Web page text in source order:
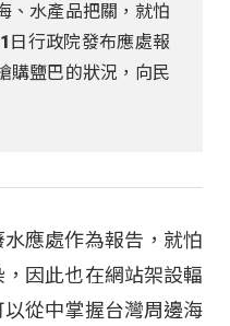
、水產品把關，就怕
日行政院發布應處報
購鹽巴的狀況，向民
應處作為報告，就怕
因此也在網站架設輻
從中掌握台灣周邊海